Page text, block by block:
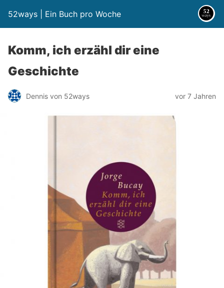
52ways | Ein Buch pro Woche
Komm, ich erzähl dir eine
Geschichte
Dennis von 52ways vor 7 Jahren